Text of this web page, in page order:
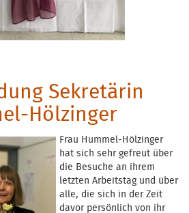
Sekretärin
Hölzinger
Frau Hummel-Hölzinger
hat sich sehr gefreut über
die Besuche an ihrem
letzten Arbeitstag und über
alle, die sich in der Zeit
davor persönlich von ihr